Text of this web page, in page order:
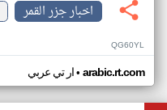
اخبار جزر القمر
QG60YL
ار تي عربي• arabic.rt.com